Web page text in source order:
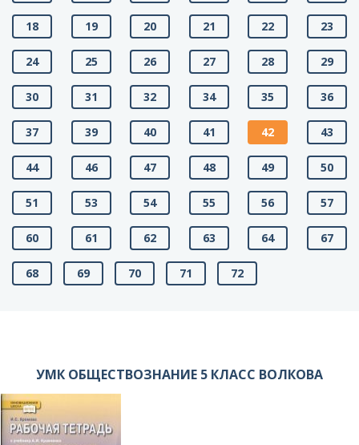
18 19 20 21 22 23
24 25 26 27 28 29
30 31 32 34 35 36
37 39 40 41 42 43
44 46 47 48 49 50
51 53 54 55 56 57
60 61 62 63 64 67
68 69 70 71 72
УМК ОБЩЕСТВОЗНАНИЕ 5 КЛАСС ВОЛКОВА